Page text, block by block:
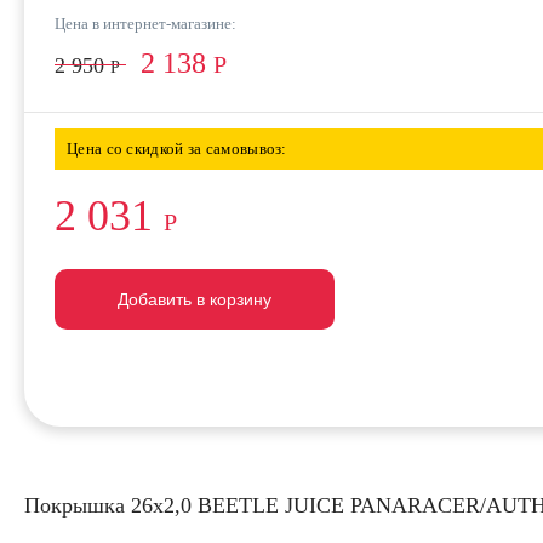
Цена в интернет-магазине:
2 950Р 2 138 Р
Цена со скидкой за самовывоз:
2 031 Р
Добавить в корзину
Добавить в корзину
Добавить в корзину
Покрышка 26х2,0 BEETLE JUICE PANARACER/